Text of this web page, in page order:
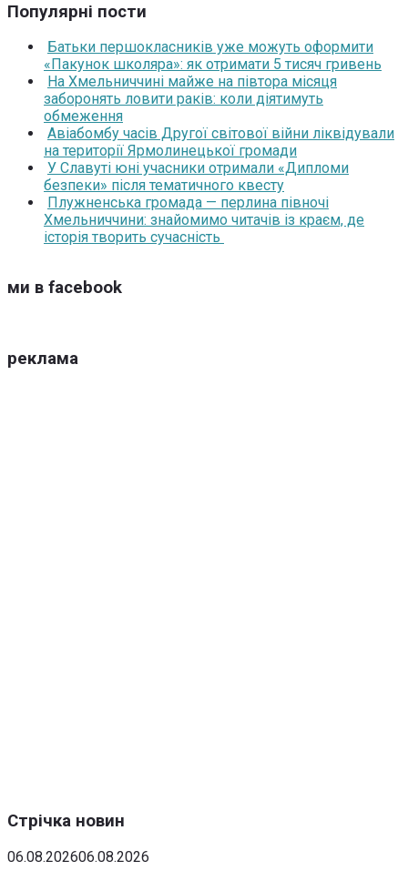
Популярні пости
Батьки першокласників уже можуть оформити
«Пакунок школяра»: як отримати 5 тисяч гривень
На Хмельниччині майже на півтора місяця
заборонять ловити раків: коли діятимуть
обмеження
Авіабомбу часів Другої світової війни ліквідували
на території Ярмолинецької громади
У Славуті юні учасники отримали «Дипломи
безпеки» після тематичного квесту
Плужненська громада — перлина півночі
Хмельниччини: знайомимо читачів із краєм, де
історія творить сучасність
ми в facebook
реклама
Стрічка новин
06.08.202606.08.2026